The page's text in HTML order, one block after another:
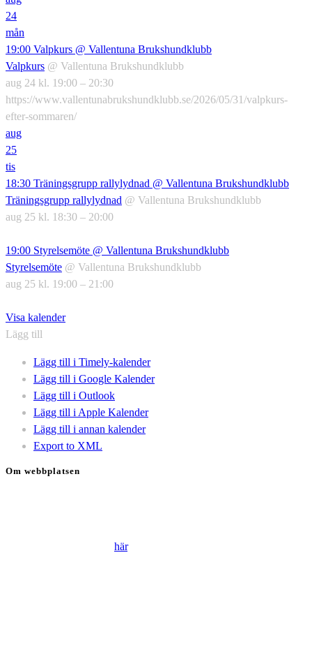
24
mån
19:00 Valpkurs @ Vallentuna Brukshundklubb
Valpkurs @ Vallentuna Brukshundklubb
aug 24 kl. 19:00 – 20:30
https://www.vallentunabrukshundklubb.se/2026/05/31/valpkurs-
efter-sommaren/
aug
25
tis
18:30 Träningsgrupp rallylydnad @ Vallentuna Brukshundklubb
Träningsgrupp rallylydnad @ Vallentuna Brukshundklubb
aug 25 kl. 18:30 – 20:00
19:00 Styrelsemöte @ Vallentuna Brukshundklubb
Styrelsemöte @ Vallentuna Brukshundklubb
aug 25 kl. 19:00 – 21:00
Visa kalender
Lägg till
Lägg till i Timely-kalender
Lägg till i Google Kalender
Lägg till i Outlook
Lägg till i Apple Kalender
Lägg till i annan kalender
Export to XML
Om webbplatsen
här.